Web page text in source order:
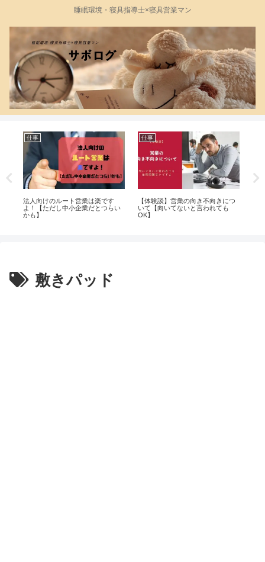
睡眠環境・寝具指導士×寝具営業マン
仕事
法人向けのルート営業は楽です
よ！【ただし中小企業だとつらい
かも】
仕事
【体験談】営業の向き不向きにつ
いて【向いてないと言われても
OK】
敷きパッド